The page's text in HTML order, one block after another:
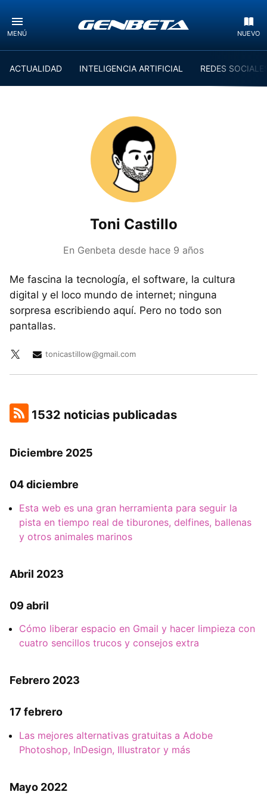
MENÚ NUEVO
ACTUALIDAD INTELIGENCIA ARTIFICIAL REDES
Toni Castillo
En Genbeta desde hace 9 años
Me fascina la tecnología, el software, la cultura
digital y el loco mundo de internet; ninguna
sorpresa escribiendo aquí. Pero no todo son
pantallas.
tonicastillow@gmail.com
1532 noticias publicadas
Diciembre 2025
04 diciembre
Esta web es una gran herramienta para seguir la
pista en tiempo real de tiburones, delfines, ballenas
y otros animales marinos
Abril 2023
09 abril
Cómo liberar espacio en Gmail y hacer limpieza con
cuatro sencillos trucos y consejos extra
Febrero 2023
17 febrero
Las mejores alternativas gratuitas a Adobe
Photoshop, InDesign, Illustrator y más
Mayo 2022